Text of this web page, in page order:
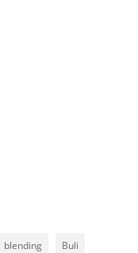
blending Buli